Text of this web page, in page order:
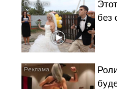
без